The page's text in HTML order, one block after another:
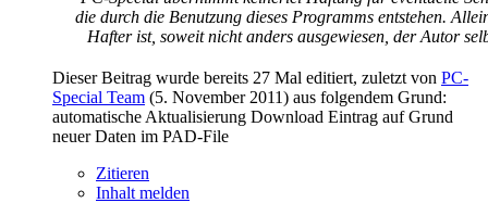
die durch die Benutzung dieses Programms entstehen.
Hafter ist, soweit nicht anders ausgewiesen, der Autor
Dieser Beitrag wurde bereits 27 Mal editiert, zuletzt von PC-
Special Team (5. November 2011) aus folgendem Grund:
automatische Aktualisierung Download Eintrag auf Grund
neuer Daten im PAD-File
Zitieren
Inhalt melden